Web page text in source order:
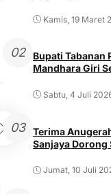
Kamis, 19 Maret
02
Bupati Tabanan
Mandhara Giri
Sabtu, 4 Juli
03
Terima
Sanjaya Dorong
Jumat, 10 Juli